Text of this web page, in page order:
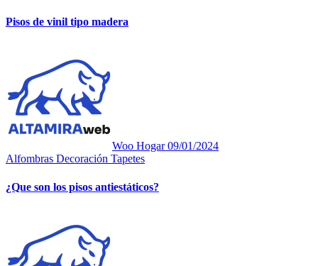
Pisos de vinil tipo madera
Woo Hogar09/01/2024
Alfombras Decoración Tapetes
¿Que son los pisos antiestáticos?